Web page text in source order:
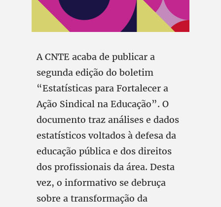
A CNTE acaba de publicar a
segunda edição do boletim
“Estatísticas para Fortalecer a
Ação Sindical na Educação”. O
documento traz análises e dados
estatísticos voltados à defesa da
educação pública e dos direitos
dos profissionais da área. Desta
vez, o informativo se debruça
sobre a transformação da